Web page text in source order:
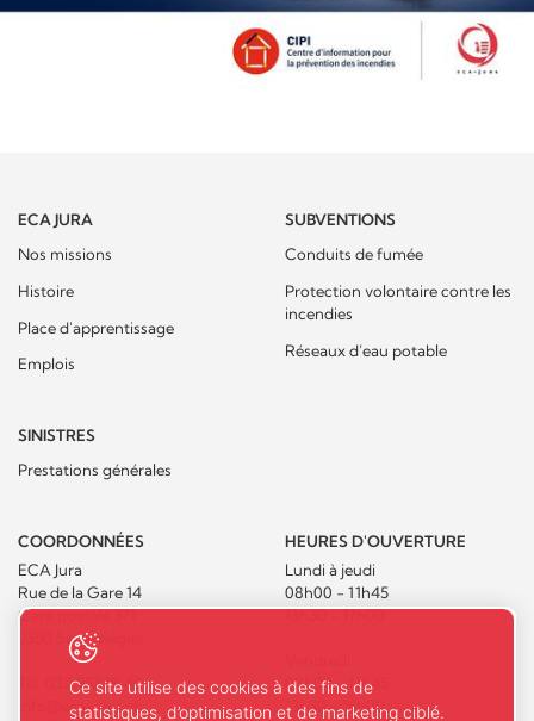
ECA JURA
Nos missions
Histoire
Place d'apprentissage
Emplois
SUBVENTIONS
Conduits de fumée
Protection volontaire contre les
incendies
Réseaux d’eau potable
SINISTRES
Prestations générales
COORDONNÉES
ECA Jura
Rue de la Gare 14
Case postale 371
2350 Saignelégier
032 952 18 40
info@eca-jura.ch
HEURES D'OUVERTURE
Lundi à jeudi
08h00 - 11h45
13h30 - 17h00
08h00 - 11h45
13h30 - 16h00
Ce site utilise des cookies à des fins de
statistiques, d’optimisation et de marketing ciblé.